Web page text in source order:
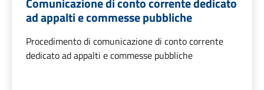
ad appalti e commesse pubbliche
Procedimento di comunicazione di conto corrente
dedicato ad appalti e commesse pubbliche